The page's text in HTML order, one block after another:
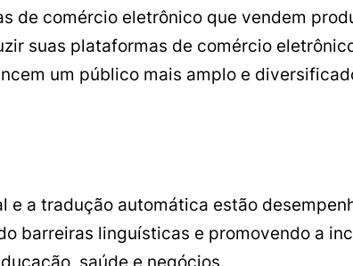
de comércio eletrônico que vendem
suas plataformas de comércio
um público mais amplo e
e a tradução automática estão
barreiras linguísticas e promovendo a
saúde e negócios.